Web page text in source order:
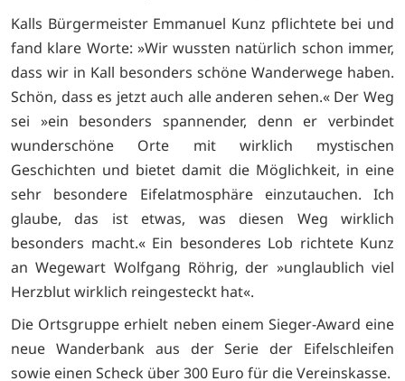
Kalls Bürgermeister Emmanuel Kunz pflichtete bei und
fand klare Worte: »Wir wussten natürlich schon immer,
dass wir in Kall besonders schöne Wanderwege haben.
Schön, dass es jetzt auch alle anderen sehen.« Der Weg
sei »ein besonders spannender, denn er verbindet
wunderschöne Orte mit wirklich mystischen
Geschichten und bietet damit die Möglichkeit, in eine
sehr besondere Eifelatmosphäre einzutauchen. Ich
glaube, das ist etwas, was diesen Weg wirklich
besonders macht.« Ein besonderes Lob richtete Kunz
an Wegewart Wolfgang Röhrig, der »unglaublich viel
Herzblut wirklich reingesteckt hat«.
Die Ortsgruppe erhielt neben einem Sieger-Award eine
neue Wanderbank aus der Serie der Eifelschleifen
sowie einen Scheck über 300 Euro für die Vereinskasse.